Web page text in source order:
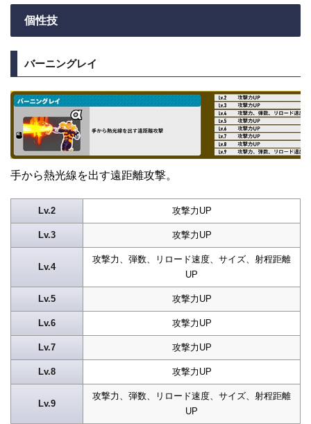
個性技
バーニングレイ
手から熱光線を出す遠距離攻撃。
Lv.2 攻撃力UP
Lv.3 攻撃力UP
Lv.4
攻撃力、弾数、リロード速度、サイズ、射程距離
UP
Lv.5 攻撃力UP
Lv.6 攻撃力UP
Lv.7 攻撃力UP
Lv.8 攻撃力UP
Lv.9
攻撃力、弾数、リロード速度、サイズ、射程距離
UP